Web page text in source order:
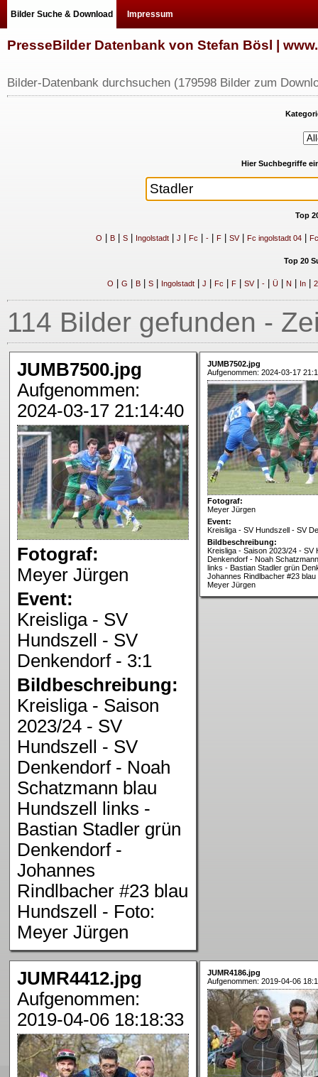
Bilder Suche & Download Impressum
PresseBilder Datenbank von Stefan Bösl |
Bilder-Datenbank durchsuchen (179598 Bilder zum
Hier Suchbegriffe
Top
O B| S| Ingolstadt| J Fc -| F| SV| Fc ingolstadt 04|
Top 20
O G B| S| Ingolstadt| J Fc F| SV| -| Ü| N In| 2
114 Bilder gefunden -
JUMB7500.jpg
Aufgenommen:
2024-03-17 21:14:40
Fotograf:
Meyer Jürgen
Event:
Kreisliga - SV
Hundszell - SV
Denkendorf - 3:1
Bildbeschreibung:
Kreisliga - Saison
2023/24 - SV
Hundszell - SV
Denkendorf - Noah
Schatzmann blau
Hundszell links -
Bastian Stadler grün
Denkendorf -
Johannes
Rindlbacher #23 blau
Hundszell - Foto:
Meyer Jürgen
JUMB7502.jpg
Aufgenommen: 2024-03-17
Fotograf:
Meyer Jürgen
Event:
Kreisliga - SV Hundszell - SV
Bildbeschreibung:
Kreisliga - Saison 2023/24 - SV
Denkendorf - Noah
links - Bastian Stadler grün
Johannes Rindlbacher #23
Meyer Jürgen
JUMR4412.jpg
Aufgenommen:
2019-04-06 18:18:33
JUMR4186.jpg
Aufgenommen: 2019-04-06